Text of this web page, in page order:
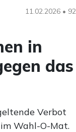
11.02.2026 • 92
in
das
Verbot
Wahl-O-Mat.